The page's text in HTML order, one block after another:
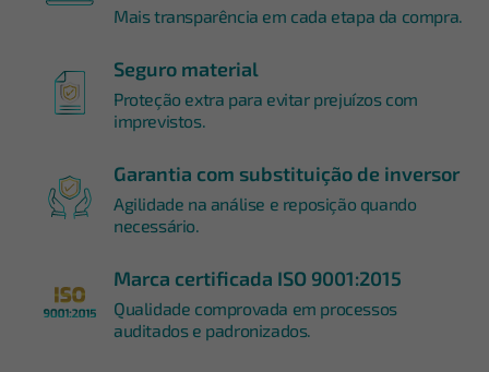
Mais transparência em cada etapa da compra.
Seguro material
Proteção extra para evitar prejuízos com
imprevistos.
Garantia com substituição de inversor
Agilidade na análise e reposição quando
necessário.
Marca certificada ISO 9001:2015
Qualidade comprovada em processos
auditados e padronizados.